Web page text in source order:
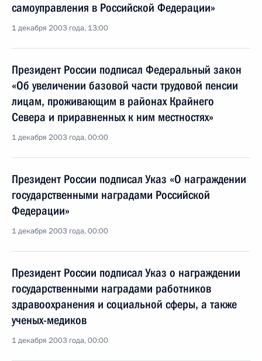
самоуправления в Российской Федерации»
1 декабря 2003 года, 13:00
Президент России подписал Федеральный закон
«Об увеличении базовой части трудовой пенсии
лицам, проживающим в районах Крайнего
Севера и приравненных к ним местностях»
1 декабря 2003 года, 00:00
Президент России подписал Указ «О награждении
государственными наградами Российской
Федерации»
1 декабря 2003 года, 00:00
Президент России подписал Указ о награждении
государственными наградами работников
здравоохранения и социальной сферы, а также
ученых-медиков
1 декабря 2003 года, 00:00